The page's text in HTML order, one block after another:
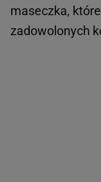
maseczka,
zadowolonych